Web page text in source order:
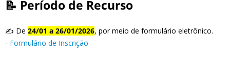
📝 Período de Recurso
✍️ De 24/01 a 26/01/2026, por meio de formulário eletrônico.
- Formulário de Inscrição